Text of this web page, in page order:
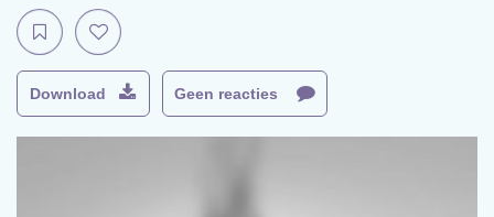
Download Geen reacties